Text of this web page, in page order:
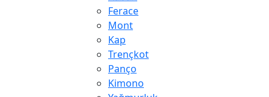
Ferace
Mont
Kap
Trençkot
Panço
Kimono